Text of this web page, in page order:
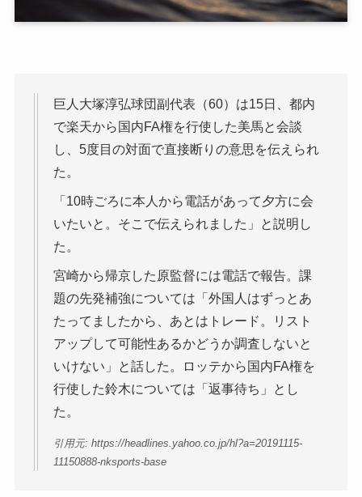
巨人大塚淳弘球団副代表（60）は15日、都内
で楽天から国内FA権を行使した美馬と会談
し、5度目の対面で直接断りの意思を伝えられ
た。
「10時ごろに本人から電話があって夕方に会
いたいと。そこで伝えられました」と説明し
た。
宮崎から帰京した原監督には電話で報告。課
題の先発補強については「外国人はずっとあ
たってましたから、あとはトレード。リスト
アップして可能性あるかどうか調査しないと
いけない」と話した。ロッテから国内FA権を
行使した鈴木については「返事待ち」とし
た。
引用元: https://headlines.yahoo.co.jp/hl?a=20191115-
11150888-nksports-base